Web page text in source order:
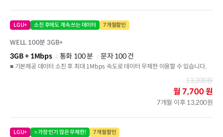
LGU+ 소진 후에도 계속 쓰는 데이터 7개월할인
WELL 100분 3GB+
3GB+ 1Mbps 통화 100 분
문자 100 건
■ 기본제공 데이터 소진 후 최대 1Mbps 속도로 데이터 무제한 이용할 수 있습니다.
13,200원
월7,700 원
7개월 이후 13,200원
LGU+ ⭐가장 인기 많은 무제한! 7개월할인